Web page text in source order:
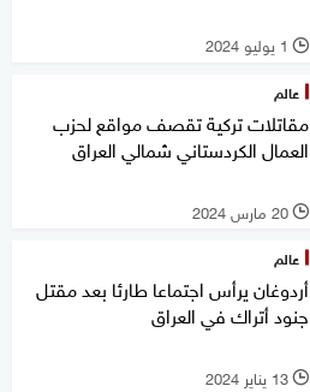
l 1 يوليو 2024
عالم
مقاتلات تركية تقصف مواقع لحزب
العمال الكردستاني شمالي العراق
l 20 مارس 2024
عالم
أردوغان يرأس اجتماعا طارئا بعد مقتل
جنود أتراك في العراق
l 13 يناير 2024